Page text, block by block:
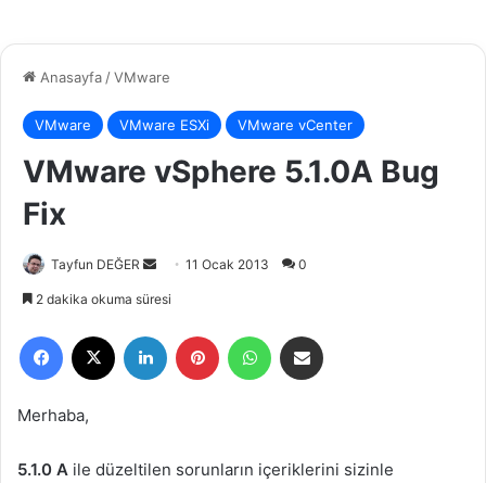
Anasayfa/VMware
VMware VMware ESXi VMware vCenter
VMware vSphere 5.1.0A Bug
Fix
Tayfun DEĞER
e
-
t
11 Ocak 2013 0
2 dakika okuma süresi
Merhaba,
5.1.0 A ile düzeltilen sorunların içeriklerini sizinle